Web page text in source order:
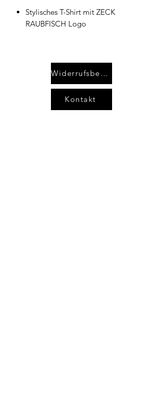
Stylisches T-Shirt mit ZECK
RAUBFISCH Logo
Widerrufsbelehrung
Kontakt